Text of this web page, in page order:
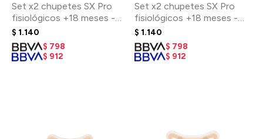
Set x2 chupetes SX Pro
fisiológicos +18 meses -
Corazón beige
$ 1.140
$ 798
$ 912
Set x2 chupetes SX Pro
fisiológicos +18 meses -
Fox Gris
$ 1.140
$ 798
$ 912